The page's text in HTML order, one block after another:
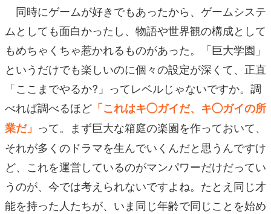
同時にゲームが好きでもあったから、ゲームシステ
ムとしても面白かったし、物語や世界観の構成として
もめちゃくちゃ惹かれるものがあった。「巨大学園」
というだけでも楽しいのに個々の設定が深くて、正直
「ここまでやるか?」ってレベルじゃないですか。調
べれば調べるほど 「これはキ◯ガイだ、キ◯ガイの所
業だ」 って。まず巨大な箱庭の楽園を作っておいて、
それが多くのドラマを生んでいくんだと思うんですけ
ど、これを運営しているのがマンパワーだけだってい
うのが、今では考えられないですよね。たとえ同じ才
能を持った人たちが、いま同じ年齢で同じことを始め